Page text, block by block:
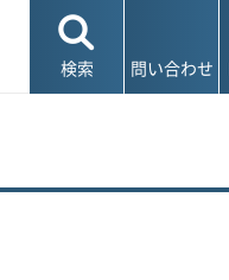
検索 問い合わせ